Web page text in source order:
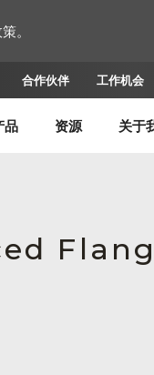
合作伙伴 工作机会
品 资源 关于
。